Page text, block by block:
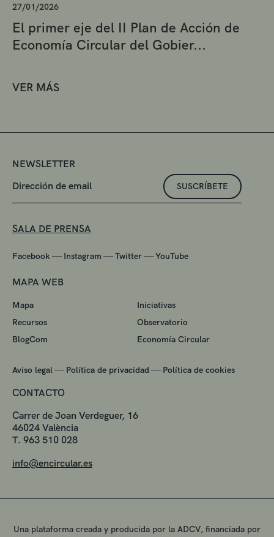
27/01/2026
El primer eje del II Plan de Acción de
Economía Circular del Gobier...
VER MÁS
NEWSLETTER
SUSCRÍBETE
SALA DE PRENSA
Facebook — Instagram —Twitter—YouTube
MAPA WEB
Mapa
Iniciativas
Recursos
Observatorio
BlogCom
Economía Circular
Aviso legal — Política de privacidad — Política de cookies
CONTACTO
Carrer de Joan Verdeguer, 16
46024 València
T. 963 510 028
info@encircular.es
Una plataforma creada y producida por la ADCV, financiada por